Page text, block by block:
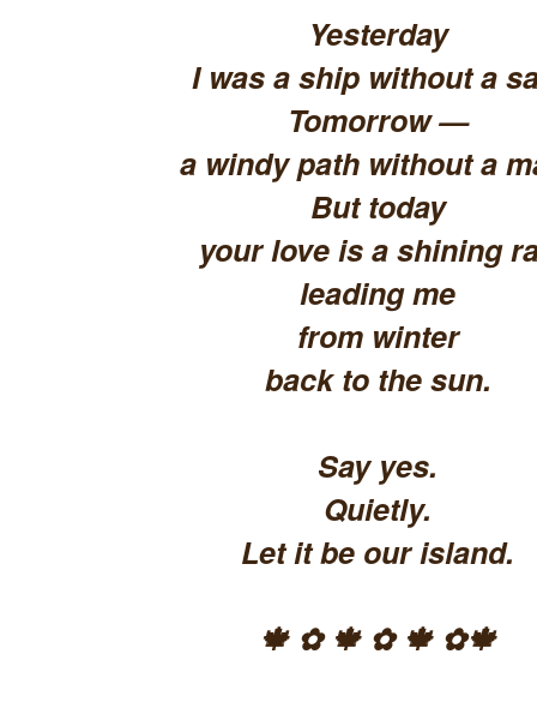
Yesterday
I was a ship without a
Tomorrow —
a windy path without a
But today
your love is a shining
leading me
from winter
back to the sun.
Say yes.
Quietly.
Let it be our island.
🍁 ✿ 🍁 ✿ 🍁 ✿🍁